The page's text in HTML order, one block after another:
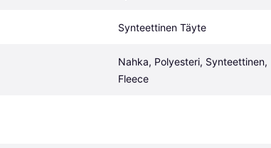
Synteettinen Täyte
Nahka, Polyesteri, Synteettinen,
Fleece